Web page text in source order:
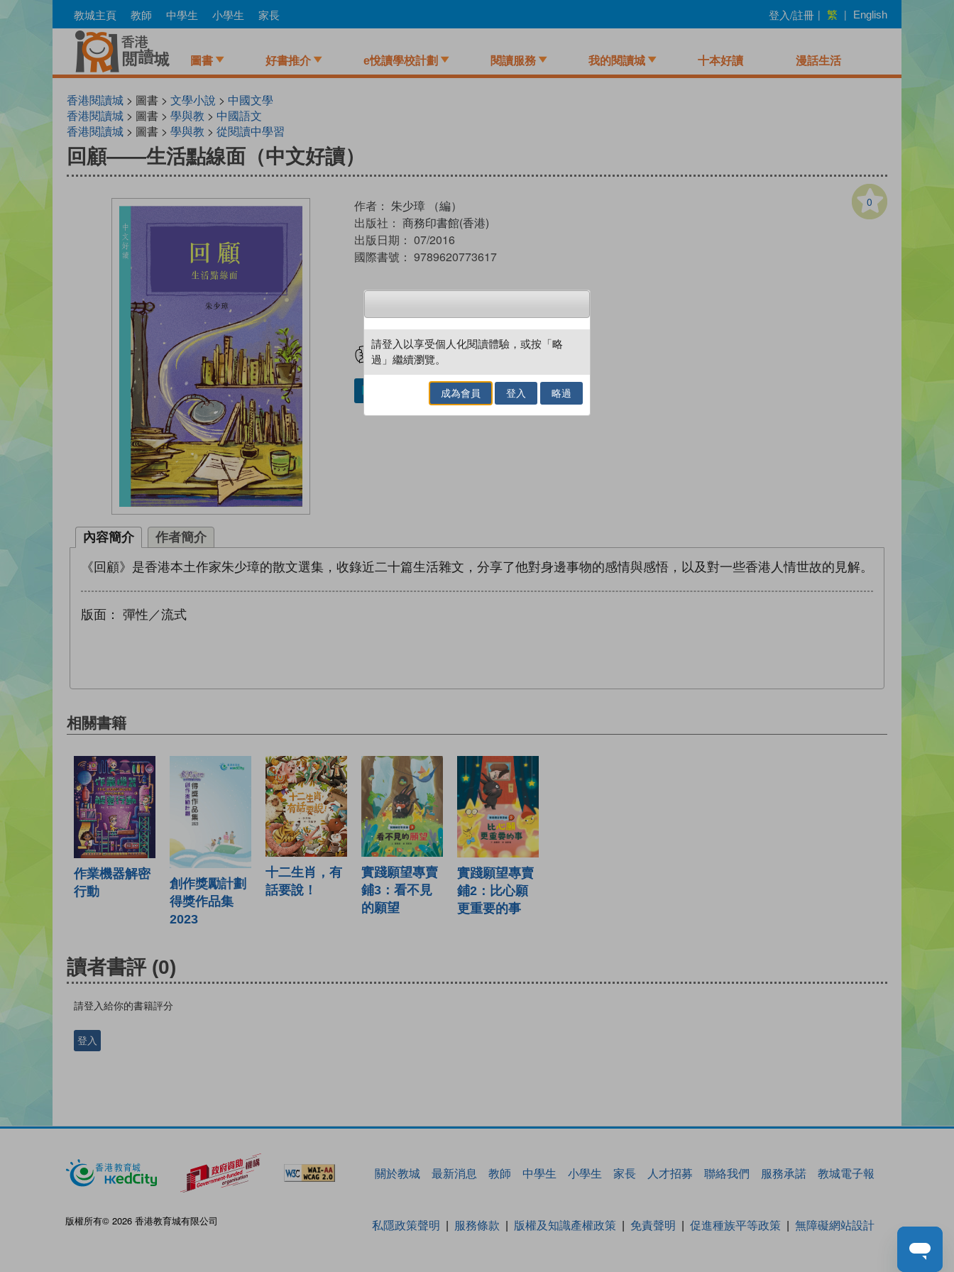
to
教城主頁 教師 中學生 小學生 家長 登入/註冊 | 繁 | English
圖書 好書推介 e悅讀學校計劃 閱讀服務 我的閱讀城 十本好讀 漫話生活
香港閱讀城 > 圖書 >文學小說 > 中國文學
香港閱讀城 > 圖書 >學與教 > 中國語文
香港閱讀城 > 圖書 >學與教 >從閱讀中學習
回顧——生活點線面（中文好讀）
0
作者： 朱少璋 （編）
出版社： 商務印書館(香港)
出版日期： 07/2016
國際書號： 9789620773617
試閲 加入閱讀紀錄
加入／閱讀電子書
內容簡介 作者簡介
《回顧》是香港本土作家朱少璋的散文選集，收錄近二十篇生活雜文，分享了他對身邊事物的感情與感悟，以及對一些香港人情世故的見解。
版面： 彈性／流式
相關書籍
作業機器解密
行動
創作獎勵計劃
得獎作品集
2023
十二生肖，有
話要說！
實踐願望專賣
鋪3：看不見
的願望
實踐願望專賣
鋪2：比心願
更重要的事
讀者書評 (0)
請登入給你的書籍評分
登入
關於教城 最新消息 教師 中學生 小學生 家長 人才招募 聯絡我們 服務承諾 教城電子報
版權所有© 2026 香港教育城有限公司 私隱政策聲明 服務條款 版權及知識產權政策 免責聲明 促進種族平等政策 無障礙網站設計
請登入以享受個人化閱讀體驗，或按「略
過」繼續瀏覽。
成為會員 登入 略過